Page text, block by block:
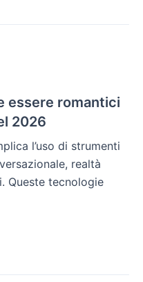
essere romantici
2026
l’uso di strumenti
realtà
Queste tecnologie